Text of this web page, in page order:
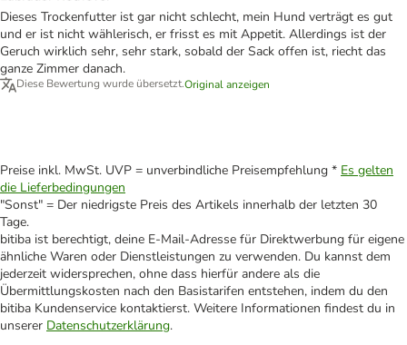
Dieses Trockenfutter ist gar nicht schlecht, mein Hund verträgt es gut
und er ist nicht wählerisch, er frisst es mit Appetit. Allerdings ist der
Geruch wirklich sehr, sehr stark, sobald der Sack offen ist, riecht das
ganze Zimmer danach.
Diese Bewertung wurde übersetzt.Original anzeigen
Preise inkl. MwSt. UVP = unverbindliche Preisempfehlung * Es gelten
die Lieferbedingungen
"Sonst" = Der niedrigste Preis des Artikels innerhalb der letzten 30
Tage.
bitiba ist berechtigt, deine E-Mail-Adresse für Direktwerbung für eigene
ähnliche Waren oder Dienstleistungen zu verwenden. Du kannst dem
jederzeit widersprechen, ohne dass hierfür andere als die
Übermittlungskosten nach den Basistarifen entstehen, indem du den
bitiba Kundenservice kontaktierst. Weitere Informationen findest du in
unserer Datenschutzerklärung.